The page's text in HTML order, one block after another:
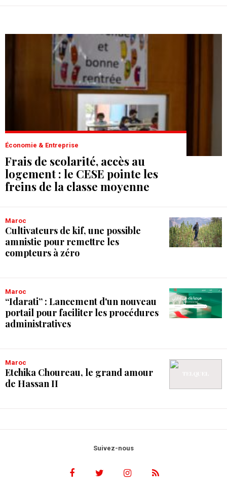
Économie & Entreprise
Frais de scolarité, accès au
logement : le CESE pointe les
freins de la classe moyenne
Maroc
Cultivateurs de kif, une possible
amnistie pour remettre les
compteurs à zéro
Maroc
“Idarati” : Lancement d'un nouveau
portail pour faciliter les procédures
administratives
Maroc
Etchika Choureau, le grand amour
de Hassan II
Suivez-nous